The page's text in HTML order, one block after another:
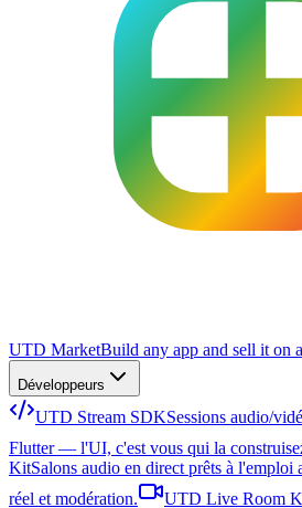
UTD MarketBuild any app and sell it on
Développeurs
UTD Stream SDKSessions audio/
Flutter — l'UI, c'est vous qui la
KitSalons audio en direct prêts à l'emploi
réel et modération.
UTD Live Room